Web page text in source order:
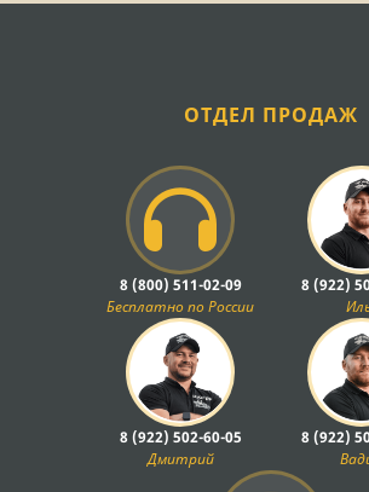
ОТДЕЛ ПРОДАЖ
8 (800) 511-02-09
Бесплатно по России
8 (922)
8 (922) 502-60-05
Дмитрий
8 (922)